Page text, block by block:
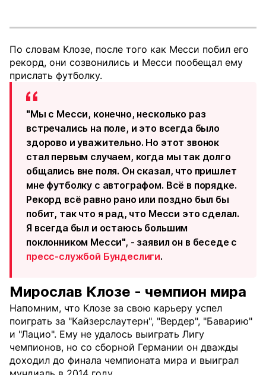
По словам Клозе, после того как Месси побил его
рекорд, они созвонились и Месси пообещал ему
прислать футболку.
"Мы с Месси, конечно, несколько раз
встречались на поле, и это всегда было
здорово и уважительно. Но этот звонок
стал первым случаем, когда мы так долго
общались вне поля. Он сказал, что пришлет
мне футболку с автографом. Всё в порядке.
Рекорд всё равно рано или поздно был бы
побит, так что я рад, что Месси это сделал.
Я всегда был и остаюсь большим
поклонником Месси", - заявил он в беседе с
пресс-службой Бундеслиги.
Мирослав Клозе - чемпион мира
Напомним, что Клозе за свою карьеру успел
поиграть за "Кайзерслаутерн", "Вердер", "Баварию"
и "Лацио". Ему не удалось выиграть Лигу
чемпионов, но со сборной Германии он дважды
доходил до финала чемпионата мира и выиграл